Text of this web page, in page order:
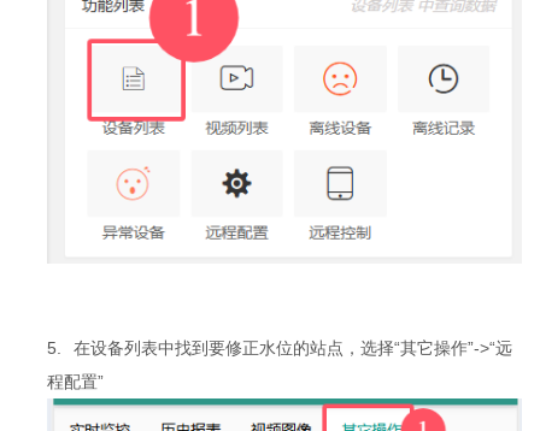
5.
在设备列表中找到要修正水位的站点，选择“其它操作”->“远
程配置”